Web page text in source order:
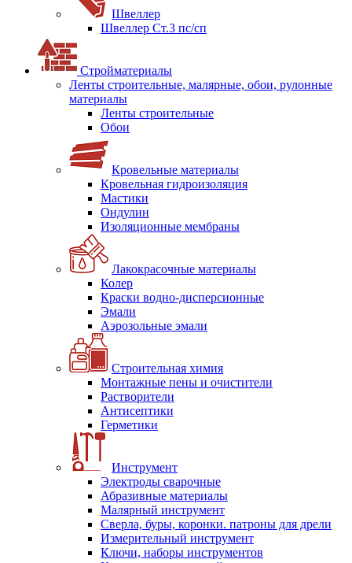
Швеллер
Швеллер Ст.3 пс/сп
Стройматериалы
Ленты строительные, малярные, обои, рулонные
материалы
Ленты строительные
Обои
Кровельные материалы
Кровельная гидроизоляция
Мастики
Ондулин
Изоляционные мембраны
Лакокрасочные материалы
Колер
Краски водно-дисперсионные
Эмали
Аэрозольные эмали
Строительная химия
Монтажные пены и очистители
Растворители
Антисептики
Герметики
Инструмент
Электроды сварочные
Абразивные материалы
Малярный инструмент
Сверла, буры, коронки. патроны для дрели
Измерительный инструмент
Ключи, наборы инструментов